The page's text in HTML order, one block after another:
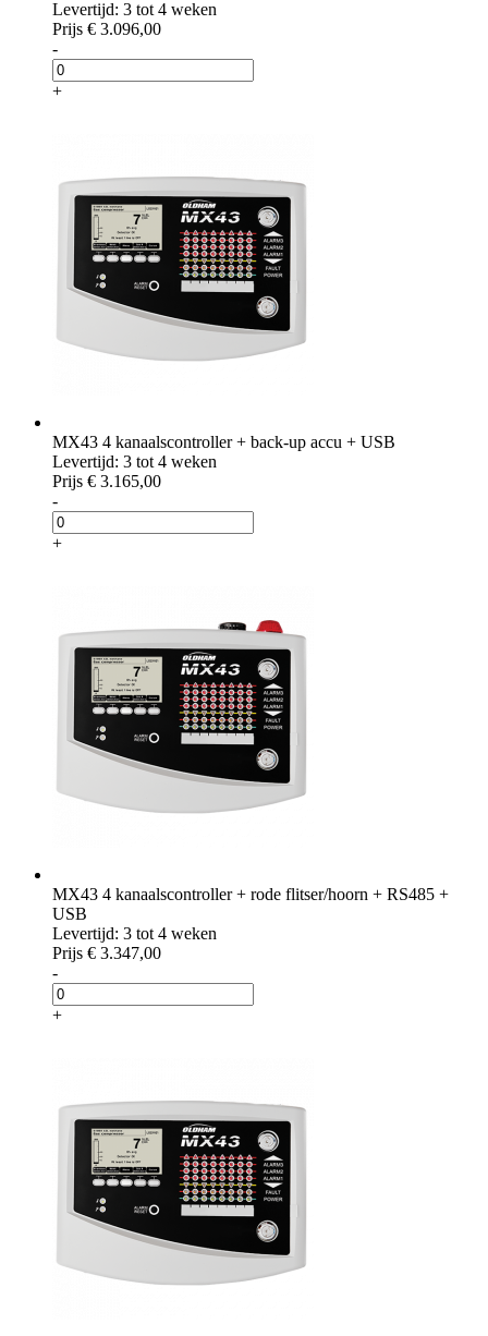
Levertijd: 3 tot 4 weken
Prijs € 3.096,00
-
+
MX43 4 kanaalscontroller + back-up accu + USB
Levertijd: 3 tot 4 weken
Prijs € 3.165,00
-
+
MX43 4 kanaalscontroller + rode flitser/hoorn + RS485 +
USB
Levertijd: 3 tot 4 weken
Prijs € 3.347,00
-
+